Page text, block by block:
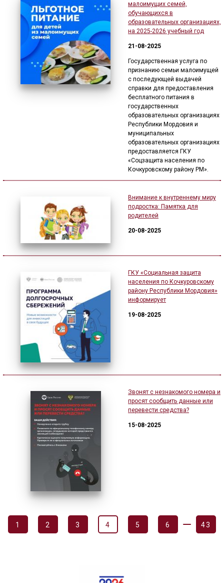
малоимущих семей,
обучающихся в
образовательных организациях,
на 2025-2026 учебный год
21-08-2025
Государственная услуга по
признанию семьи малоимущей
с последующей выдачей
справки для предоставления
бесплатного питания в
государственных
образовательных организациях
Республики Мордовия и
муниципальных
образовательных организациях
предоставляется ГКУ
«Соцзащита населения по
Кочкуровскому району РМ».
Внимание к внутреннему миру
подростка: Памятка для
родителей
20-08-2025
ГКУ «Социальная защита
населения по Кочкуровскому
району Республики Мордовия»
информирует
19-08-2025
Звонят с незнакомого номера и
просят сообщить данные или
перевести средства?
15-08-2025
1 2 3 4 5 6 43